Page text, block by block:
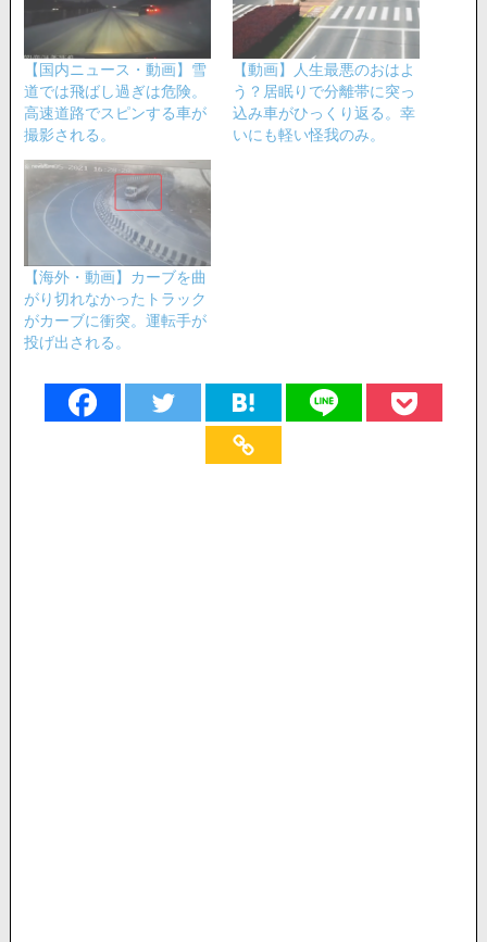
【国内ニュース・動画】雪
道では飛ばし過ぎは危険。
高速道路でスピンする車が
撮影される。
【動画】人生最悪のおはよ
う？居眠りで分離帯に突っ
込み車がひっくり返る。幸
いにも軽い怪我のみ。
【海外・動画】カーブを曲
がり切れなかったトラック
がカーブに衝突。運転手が
投げ出される。